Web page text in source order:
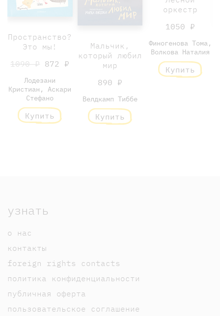
Пространство?
Это мы!
1090 ₽ 872 ₽
Лодезани
Кристиан, Аскари
Стефано
Купить
Мальчик,
который любил
мир
890 ₽
Велдкамп Тиббе
Купить
оркестр
1050 ₽
Финогенова Тома,
Волкова Наталия
Купить
узнать
о нас
контакты
foreign rights contacts
политика конфиденциальности
публичная оферта
пользовательское соглашение